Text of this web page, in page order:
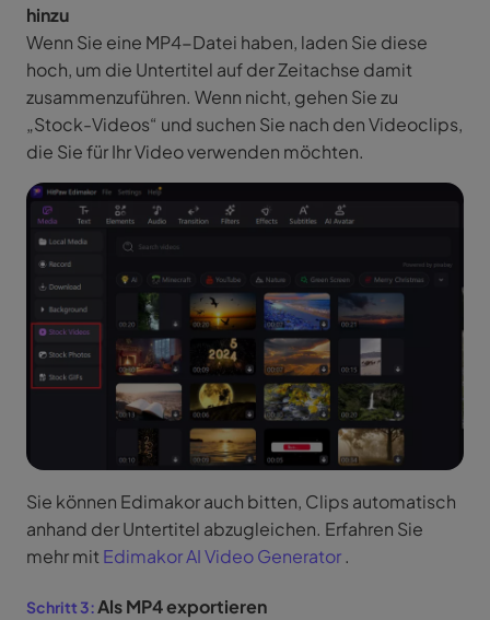
hinzu
Wenn Sie eine MP4-Datei haben, laden Sie diese
hoch, um die Untertitel auf der Zeitachse damit
zusammenzuführen. Wenn nicht, gehen Sie zu
„Stock-Videos“ und suchen Sie nach den Videoclips,
die Sie für Ihr Video verwenden möchten.
Sie können Edimakor auch bitten, Clips automatisch
anhand der Untertitel abzugleichen. Erfahren Sie
mehr mitEdimakor AI Video Generator.
Als MP4 exportieren